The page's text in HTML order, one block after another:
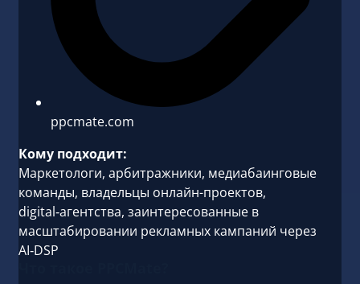
ppcmate.com
Кому подходит:
Маркетологи, арбитражники, медиабаинговые
команды, владельцы онлайн-проектов,
digital‑агентства, заинтересованные в
масштабировании рекламных кампаний через
AI‑DSP